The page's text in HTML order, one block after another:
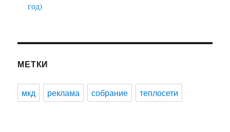
год)
МЕТКИ
мкд реклама собрание теплосети